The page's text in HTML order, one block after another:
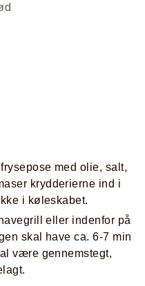
med olie, salt,
krydderierne ind i
i køleskabet.
eller indenfor på
skal have ca. 6-7 min
være gennemstegt,